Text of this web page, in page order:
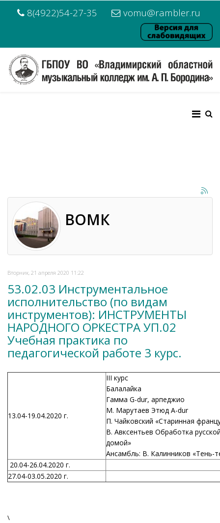
8(4922)54-27-35 vomu@rambler.ru
ВОМК
Вторник, 21 апреля 2020 11:22
53.02.03 Инструментальное
исполнительство (по видам
инструментов): ИНСТРУМЕНТЫ
НАРОДНОГО ОРКЕСТРА УП.02
Учебная практика по
педагогической работе 3 курс.
13.04-19.04.2020 г.
III курс
Балалайка
Гамма G-dur, арпеджио
М. Марутаев Этюд A-dur
П. Чайковский «Старинная
В. Авксентьев Обработка
домой»
Ансамбль: В. Калинников «Тень-
20.04-26.04.2020 г.
27.04-03.05.2020 г.
\